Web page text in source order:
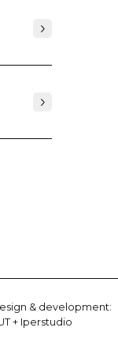
& development:
+ Iperstudio